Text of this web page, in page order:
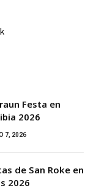
Festa en
2026
7, 2026
de San Roke en
2026